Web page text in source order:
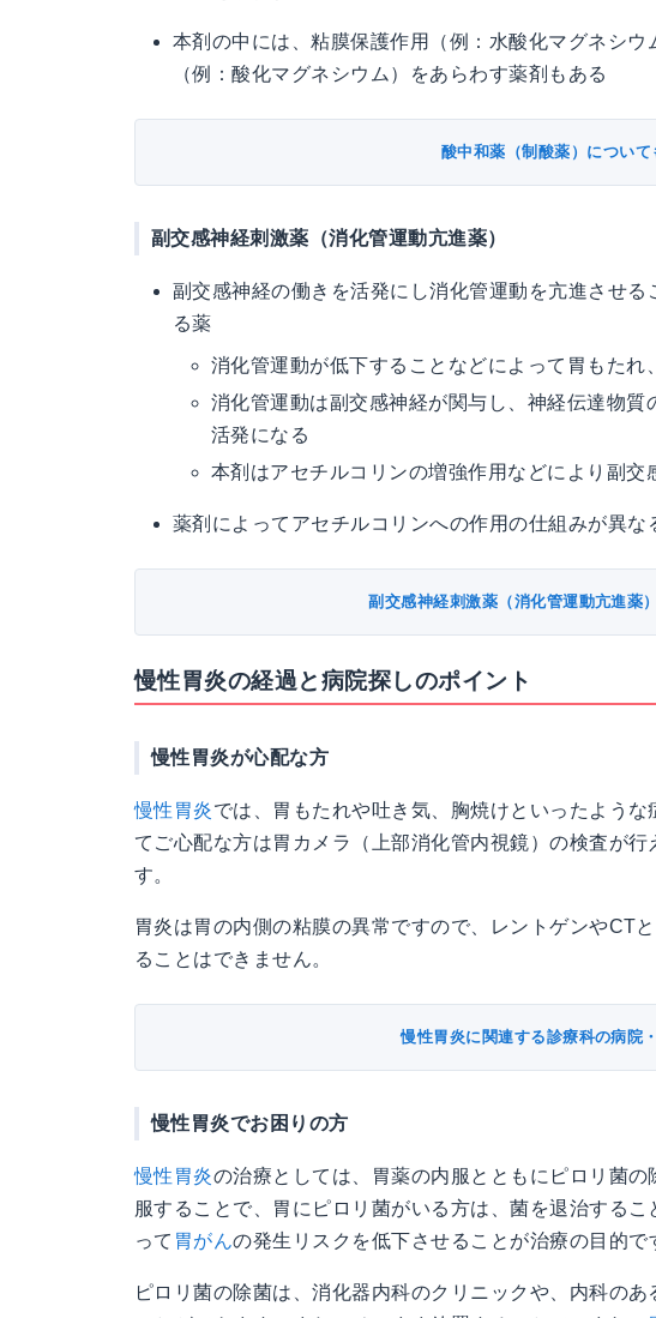
本剤の中には、粘膜保護作用（例：水酸化マグネシ
（例：酸化マグネシウム）をあらわす薬剤もある
酸中和薬（制酸薬）について
副交感神経刺激薬（消化管運動亢進薬）
副交感神経の働きを活発にし消化管運動を亢進させ
る薬
消化管運動が低下することなどによって胃もた
消化管運動は副交感神経が関与し、神経伝達物
活発になる
本剤はアセチルコリンの増強作用などにより副交
薬剤によってアセチルコリンへの作用の仕組みが異な
副交感神経刺激薬（消化管運動亢進薬
慢性胃炎の経過と病院探しのポイント
慢性胃炎が心配な方
慢性胃炎では、胃もたれや吐き気、胸焼けといったよう
てご心配な方は胃カメラ（上部消化管内視鏡）の検査が
す。
胃炎は胃の内側の粘膜の異常ですので、レントゲンやCT
ることはできません。
慢性胃炎に関連する診療科の病院
慢性胃炎でお困りの方
慢性胃炎の治療としては、胃薬の内服とともにピロリ菌
服することで、胃にピロリ菌がいる方は、菌を退治する
って 胃がんの発生リスクを低下させることが治療の目的で
ピロリ菌の除菌は、消化器内科のクリニックや、内科の